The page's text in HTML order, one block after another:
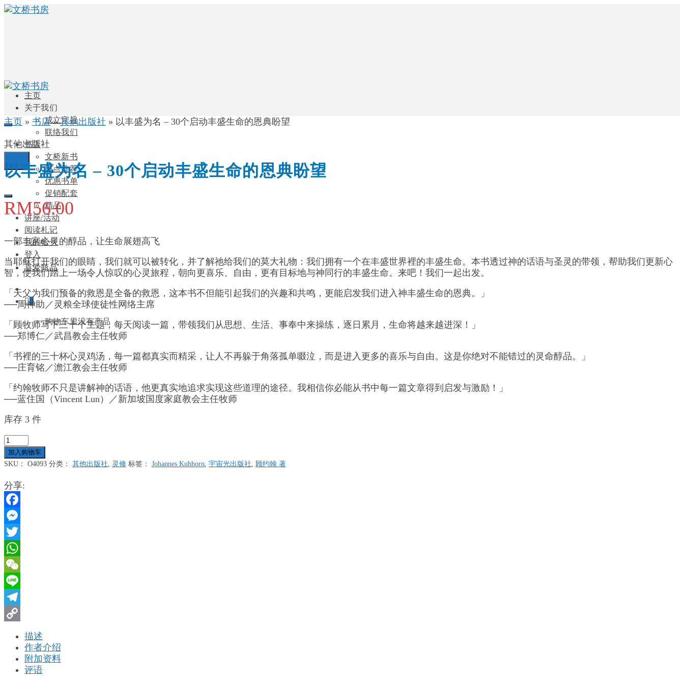
主页
关于我们
成立宗旨
联络我们
书店
文桥新书
重点推荐
优惠书单
促销配套
精品
讲座/活动
阅读札记
我的帐号
登入
喜爱商品
0
购物车里没有产品
主页 » 书店 » 其他出版社 » 以丰盛为名 – 30个启动丰盛生命的恩典盼望
其他出版社
以丰盛为名 – 30个启动丰盛生命的恩典盼望
RM56.00
一部丰富心灵的醇品，让生命展翅高飞
当耶稣打开我们的眼睛，我们就可以被转化，并了解祂给我们的莫大礼物：我们拥有一个在丰盛世界裡的丰盛生命。本书透过神的话语与圣灵的带领，帮助我们更新心
智，使我们踏上一场令人惊叹的心灵旅程，朝向更喜乐、自由，更有目标地与神同行的丰盛生命。来吧！我们一起出发。
「天父为我们预备的救恩是全备的救恩，这本书不但能引起我们的兴趣和共鸣，更能启发我们进入神丰盛生命的恩典。」
──周神助／灵粮全球使徒性网络主席
「顾牧师写下三十个主题，每天阅读一篇，带领我们从思想、生活、事奉中来操练，逐日累月，生命将越来越进深！」
──郑博仁／武昌教会主任牧师
「书裡的三十杯心灵鸡汤，每一篇都真实而精采，让人不再躲于角落孤单啜泣，而是进入更多的喜乐与自由。这是你绝对不能错过的灵命醇品。」
──庄育铭／澹江教会主任牧师
「约翰牧师不只是讲解神的话语，他更真实地追求实现这些道理的途径。我相信你必能从书中每一篇文章得到启发与激励！」
──蓝住国（Vincent Lun）／新加坡国度家庭教会主任牧师
库存 3 件
以
丰
盛
名
-
30
个
启
动
丰
盛
生
命
的
恩
典
加入购物车
SKU： O4093 分类： 其他出版社, 灵修 标签： Johannes Kuhhorn, 宇宙光出版社, 顾约翰 著
分享:
Facebook
Messenger
Twitter
WhatsApp
WeChat
Line
Telegram
Link
描述
作者介绍
附加资料
评语